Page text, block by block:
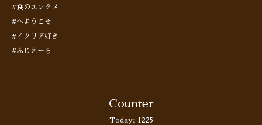
#食のエンタメ
#へようこそ
#イタリア好き
#ふじえーら
Counter
Today: 1225